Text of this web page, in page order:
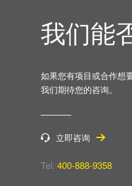
我们能
如果您有项目或合作想
我们期待您的咨询。
立即咨询
Tel:400-888-9358